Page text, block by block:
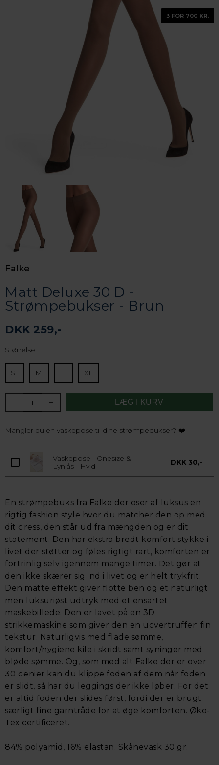
3 FOR 700 KR.
Falke
Matt Deluxe 30 D -
Strømpebukser - Brun
DKK 259,-
Størrelse
S M L XL
- +
Mangler du en vaskepose til dine strømpebukser? ❤️
Vaskepose - Onesize &
Lynlås - Hvid
DKK 30,-
En strømpebuks fra Falke der oser af luksus en
rigtig fashion style hvor du matcher den op med
dit dress, den står ud fra mængden og er dit
statement. Den har ekstra bredt komfort stykke i
livet der støtter og føles rigtigt rart, komforten er
fortrinlig selv igennem mange timer. Det gør at
den ikke skærer sig ind i livet og er helt trykfrit.
Den matte effekt giver flotte ben og et naturligt
men luksuriøst udtryk med et ensartet
maskebillede. Den er lavet på en 3D
strikkemaskine som giver den en uovertruffen fin
tekstur. Naturligvis med flade sømme,
komfort/hygiene kile i skridt samt syninger med
bløde sømme. Og, som med alt Falke der er over
30 denier kan du klippe foden af dem når foden
er slidt, så har du leggings der ikke løber. For det
er altid foden der slides først, fordi der er brugt
særligt fine garntråde for at øge komforten. Øko-
Tex certificeret.
84% polyamid, 16% elastan. Skånevask 30 gr.